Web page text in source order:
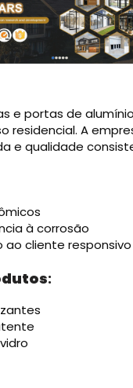
e portas de
residencial. A
e qualidade
à corrosão
cliente responsivo
: